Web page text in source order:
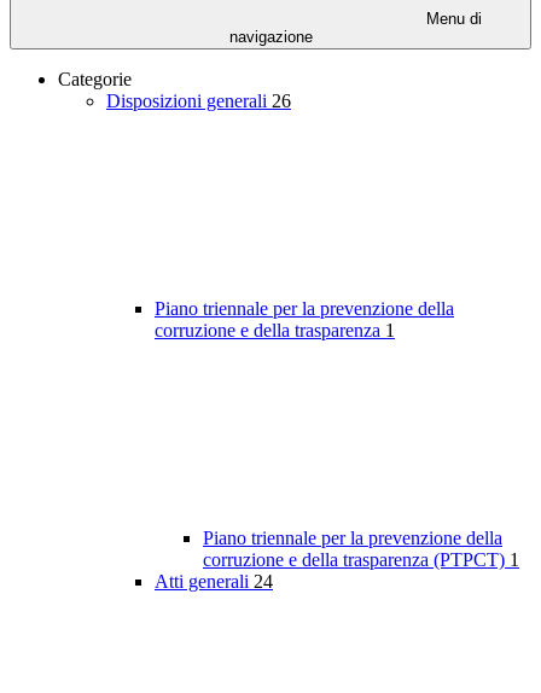
Menu di
navigazione
Categorie
Disposizioni generali 26
Piano triennale per la prevenzione della
corruzione e della trasparenza 1
Piano triennale per la prevenzione della
corruzione e della trasparenza (PTPCT) 1
Atti generali 24